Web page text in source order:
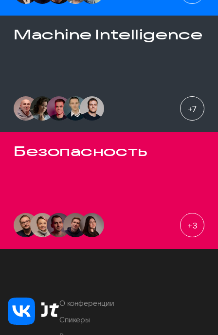
Machine Intelligence
+7
Безопасность
+3
О конференции
Спикеры